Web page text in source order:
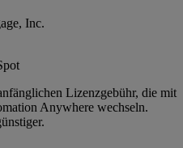
Inc.
Lizenzgebühr, die mit
Anywhere wechseln.